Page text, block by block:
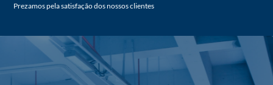
Prezamos pela satisfação dos nossos clientes